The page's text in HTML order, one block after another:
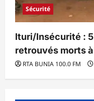
Sécurité
Ituri/Insécurité :
retrouvés morts
RTA BUNIA 100.0 FM